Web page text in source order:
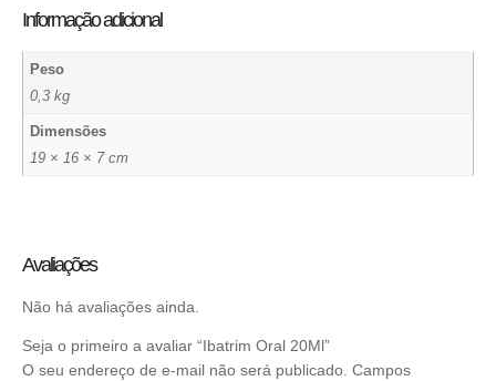
Informação adicional
Peso
0,3 kg
Dimensões
19 × 16 × 7 cm
Avaliações
Não há avaliações ainda.
Seja o primeiro a avaliar “Ibatrim Oral 20Ml”
O seu endereço de e-mail não será publicado. Campos